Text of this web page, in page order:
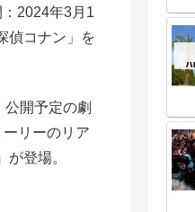
2024年3月1
偵コナン」を
開予定の劇
リーのリア
登場。